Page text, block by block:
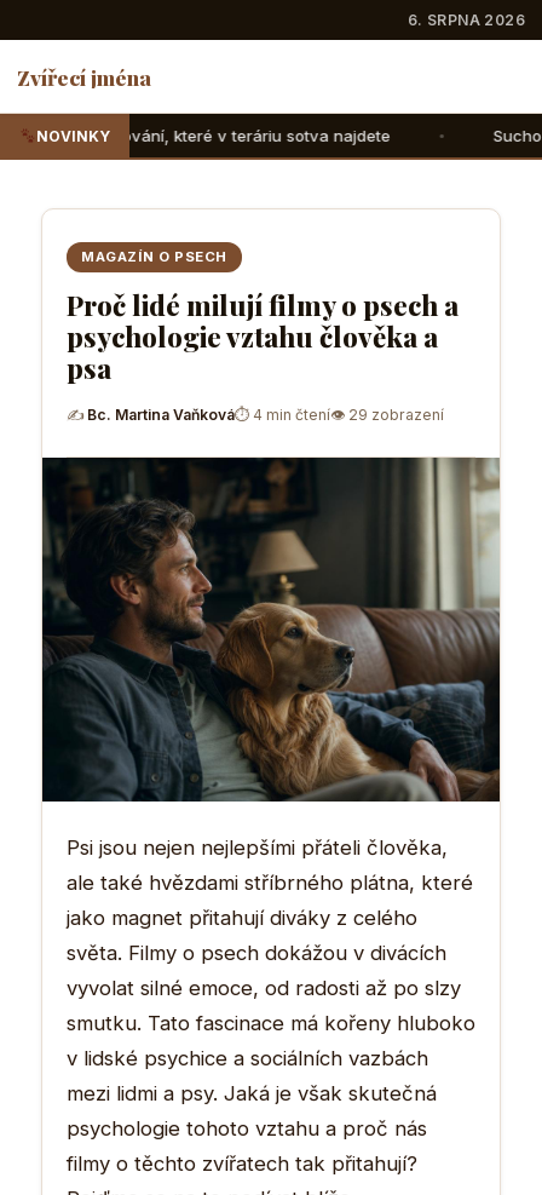
6. SRPNA 2026
Zvířecí jména
NOVINKY
v teráriu sotva najdete Suchozemské želvy: Jak jim
MAGAZÍN O PSECH
Proč lidé milují filmy o psech a
psychologie vztahu člověka a
psa
✍ Bc. Martina Vaňková⏱ 4 min čtení👁 29 zobrazení
Psi jsou nejen nejlepšími přáteli člověka,
ale také hvězdami stříbrného plátna, které
jako magnet přitahují diváky z celého
světa. Filmy o psech dokážou v divácích
vyvolat silné emoce, od radosti až po slzy
smutku. Tato fascinace má kořeny hluboko
v lidské psychice a sociálních vazbách
mezi lidmi a psy. Jaká je však skutečná
psychologie tohoto vztahu a proč nás
filmy o těchto zvířatech tak přitahují?